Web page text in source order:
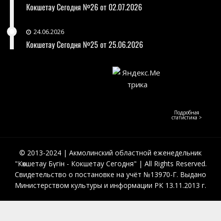
Кокшетау Сегодня №26 от 02.07.2026
24.06.2026
Кокшетау Сегодня №25 от 25.06.2026
Подробная
статистика >
© 2013-2024 | Акмолинский областной еженедельник
"Көкшетау Бүгін - Кокшетау Сегодня" | All Rights Reserved.
Свидетельство о постановке на учёт №13970-Г. Выдано
Министерством культуры и информации РК 13.11.2013 г.